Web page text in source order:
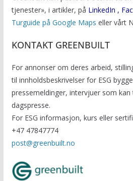
tjenester», i artikler, på LinkedIn ,
Turguide på Google Maps eller vårt
KONTAKT GREENBUILT
For annonser om deres arbeid,
til innholdsbeskrivelser for ESG
pressemeldinger, intervjuer som
dagspresse.
For ESG informasjon, kurs eller
+47 47847774
post@greenbuilt.no